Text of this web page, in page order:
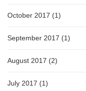
October 2017 (1)
September 2017 (1)
August 2017 (2)
July 2017 (1)